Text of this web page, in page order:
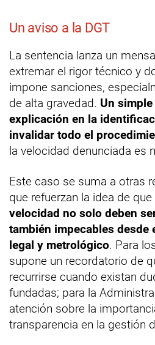
Un aviso a la DGT
La sentencia lanza un
extremar el rigor técnico y
impone sanciones,
de alta gravedad. Un
explicación en la
invalidar todo el
la velocidad denunciada es
Este caso se suma a otras
que refuerzan la idea de que
velocidad no solo deben
también impecables desde
legal y metrológico. Para
supone un recordatorio de
recurrirse cuando existan
fundadas; para la
atención sobre la
transparencia en la gestión